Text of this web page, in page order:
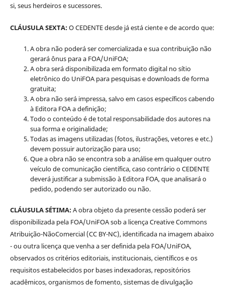
si, seus herdeiros e sucessores.
CLÁUSULA SEXTA:O CEDENTE desde já está ciente e de acordo que:
A obra não poderá ser comercializada e sua contribuição não
gerará ônus para a FOA/UniFOA;
A obra será disponibilizada em formato digital no sítio
eletrônico do UniFOA para pesquisas e downloads de forma
gratuita;
A obra não será impressa, salvo em casos específicos cabendo
à Editora FOA a definição;
Todo o conteúdo é de total responsabilidade dos autores na
sua forma e originalidade;
Todas as imagens utilizadas (fotos, ilustrações, vetores e etc.)
devem possuir autorização para uso;
Que a obra não se encontra sob a análise em qualquer outro
veículo de comunicação científica, caso contrário o CEDENTE
deverá justificar a submissão à Editora FOA, que analisará o
pedido, podendo ser autorizado ou não.
CLÁUSULA SÉTIMA:A obra objeto da presente cessão poderá ser
disponibilizada pela FOA/UniFOA sob a licença Creative Commons
Atribuição-NãoComercial (CC BY-NC), identificada na imagem abaixo
- ou outra licença que venha a ser definida pela FOA/UniFOA,
observados os critérios editoriais, institucionais, científicos e os
requisitos estabelecidos por bases indexadoras, repositórios
acadêmicos, organismos de fomento, sistemas de divulgação